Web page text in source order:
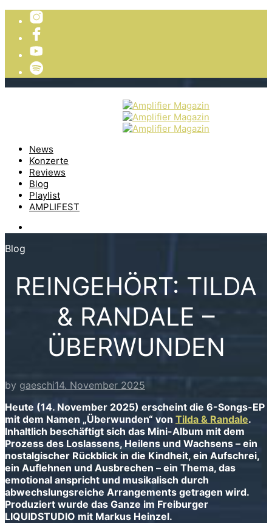
News
Konzerte
Reviews
Blog
Playlist
AMPLIFEST
Blog
REINGEHÖRT: TILDA
& RANDALE –
ÜBERWUNDEN
by gaeschi14. November 2025
Heute (14. November 2025) erscheint die 6-Songs-EP
mit dem Namen „Überwunden“ von Tilda & Randale.
Inhaltlich beschäftigt sich das Mini-Album mit dem
Prozess des Loslassens, Heilens und Wachsens – ein
nostalgischer Rückblick in die Kindheit, ein Aufschrei,
ein Auflehnen und Ausbrechen – ein Thema, das
emotional anspricht und musikalisch durch
abwechslungsreiche Arrangements getragen wird.
Produziert wurde das Ganze im Freiburger
LIQUIDSTUDIO mit Markus Heinzel.